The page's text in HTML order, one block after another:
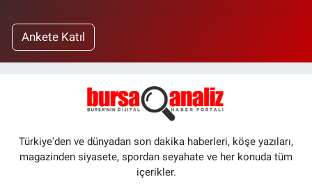
Ankete Katıl
Türkiye'den ve dünyadan son dakika haberleri, köşe yazıları,
magazinden siyasete, spordan seyahate ve her konuda tüm
içerikler.